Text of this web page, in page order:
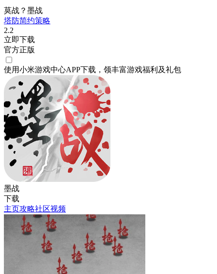
莫战？墨战
塔防简约策略
2.2
立即下载
官方正版
使用小米游戏中心APP下载 ，领丰富游戏福利 及礼包
墨战
下载
主页攻略社区视频